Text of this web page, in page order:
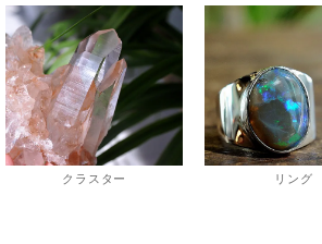
クラスター リング